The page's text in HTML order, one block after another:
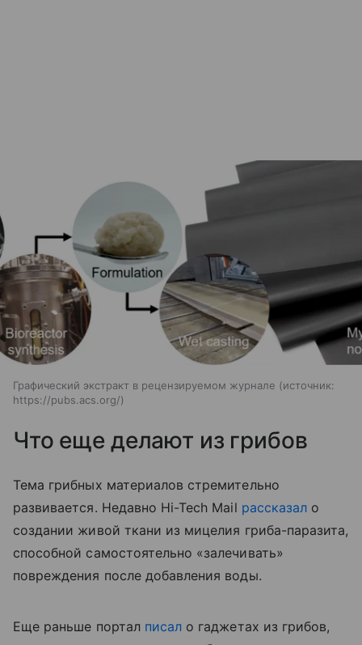
Графический экстракт в рецензируемом журнале
источник:
https://pubs.acs.org/
Что еще делают из грибов
Тема грибных материалов стремительно
развивается. Недавно Hi-Tech Mail рассказал о
создании живой ткани из мицелия гриба-паразита,
способной самостоятельно «залечивать»
повреждения после добавления воды.
Еще раньше портал писал о гаджетах из грибов,